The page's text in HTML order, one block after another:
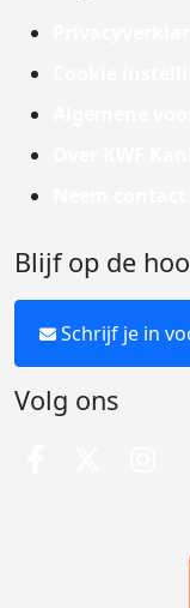
Blijf op de
Schrijf je in
Volg ons